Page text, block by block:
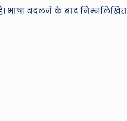
भाषा बदलने के बाद निम्नलिखित